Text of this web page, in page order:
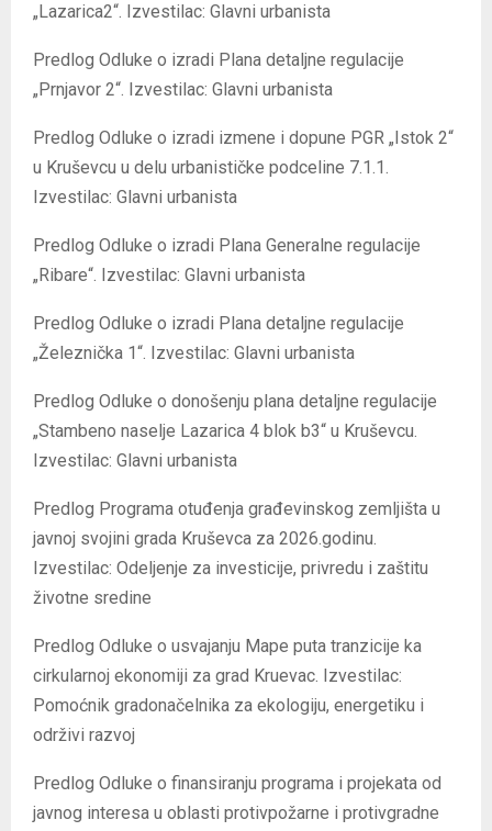
„Lazarica2“. Izvestilac: Glavni urbanista
Predlog Odluke o izradi Plana detaljne regulacije
„Prnjavor 2“. Izvestilac: Glavni urbanista
Predlog Odluke o izradi izmene i dopune PGR „Istok 2“
u Kruševcu u delu urbanističke podceline 7.1.1.
Izvestilac: Glavni urbanista
Predlog Odluke o izradi Plana Generalne regulacije
„Ribare“. Izvestilac: Glavni urbanista
Predlog Odluke o izradi Plana detaljne regulacije
„Železnička 1“. Izvestilac: Glavni urbanista
Predlog Odluke o donošenju plana detaljne regulacije
„Stambeno naselje Lazarica 4 blok b3“ u Kruševcu.
Izvestilac: Glavni urbanista
Predlog Programa otuđenja građevinskog zemljišta u
javnoj svojini grada Kruševca za 2026.godinu.
Izvestilac: Odeljenje za investicije, privredu i zaštitu
životne sredine
Predlog Odluke o usvajanju Mape puta tranzicije ka
cirkularnoj ekonomiji za grad Kruevac. Izvestilac:
Pomoćnik gradonačelnika za ekologiju, energetiku i
održivi razvoj
Predlog Odluke o finansiranju programa i projekata od
javnog interesa u oblasti protivpožarne i protivgradne